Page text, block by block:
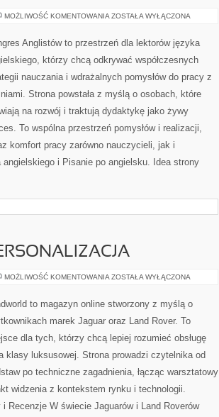
MOŻLIWOŚĆ KOMENTOWANIA MOTYWACJA
NAUKI
ZOSTAŁA WYŁĄCZONA
Anglistów to przestrzeń dla lektorów języka
którzy chcą odkrywać współczesnych
nauczania i wdrażalnych pomysłów do pracy z
Strona powstała z myślą o osobach, które
na rozwój i traktują dydaktykę jako żywy
To wspólna przestrzeń pomysłów i realizacji,
komfort pracy zarówno nauczycieli, jak i
i Pisanie po angielsku. Idea strony
MOŻLIWOŚĆ KOMENTOWANIA KONFIGURATORY
ZOSTAŁA WYŁĄCZONA
to magazyn online stworzony z myślą o
marek Jaguar oraz Land Rover. To
dla tych, którzy chcą lepiej rozumieć obsługę
klasy luksusowej. Strona prowadzi czytelnika od
po techniczne zagadnienia, łącząc warsztatowy
widzenia z kontekstem rynku i technologii.
Recenzje W świecie Jaguarów i Land Roverów